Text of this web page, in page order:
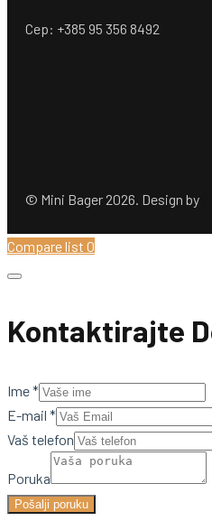
Cep: +385 95 356 8492
© Mini Bager 2026. Design by
Compare list 0
Kontaktirajte
Ime*
E-mail *
Vaš telefon
Poruka
Pošalji poruku